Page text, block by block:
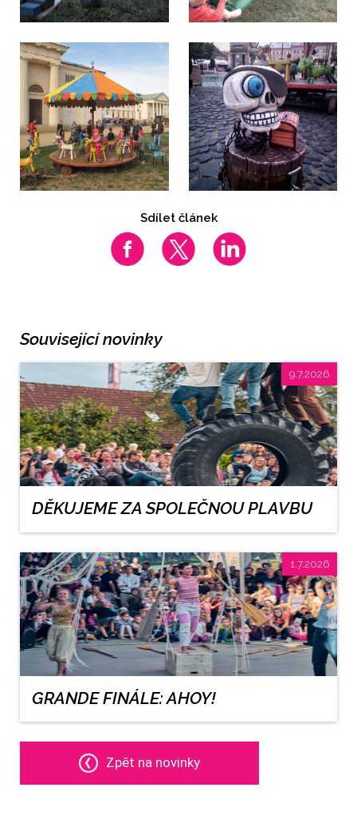
Sdílet článek
Související novinky
9.7.2026
DĚKUJEME ZA SPOLEČNOU PLAVBU
1.7.2026
GRANDE FINÁLE: AHOY!
Zpět na novinky